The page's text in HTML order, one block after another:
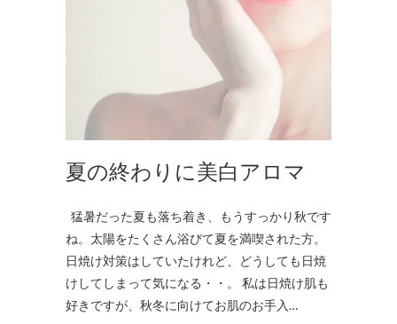
夏の終わりに美白アロマ
猛暑だった夏も落ち着き、もうすっかり秋です
ね。太陽をたくさん浴びて夏を満喫された方。
日焼け対策はしていたけれど、どうしても日焼
けしてしまって気になる・・。 私は日焼け肌も
好きですが、秋冬に向けてお肌のお手入…